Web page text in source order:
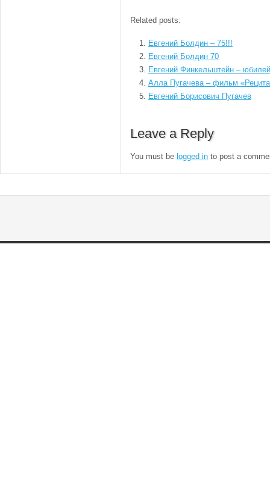
Related posts:
Евгений Болдин – 75!!!
Евгений Болдин 70
Евгений Финкельштейн – юбилей
Алла Пугачева – фильм
Евгений Борисович Пугачев
Leave a Reply
You must be logged in to post a